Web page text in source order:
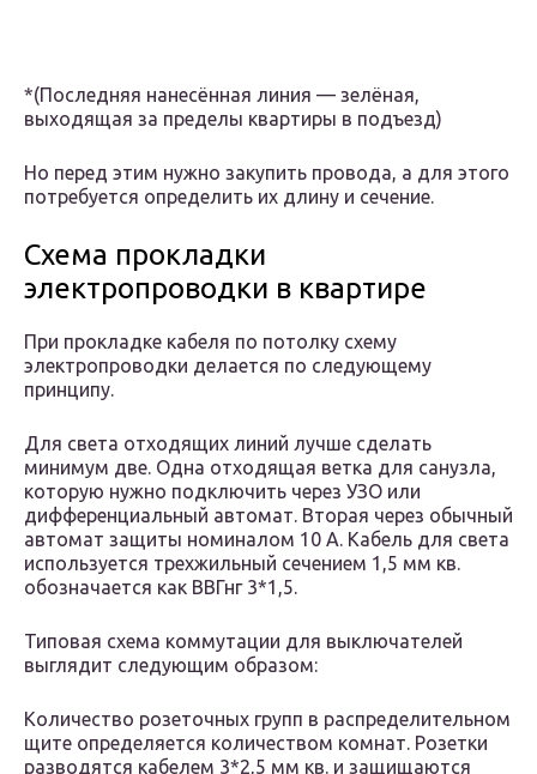
*(Последняя нанесённая линия — зелёная,
выходящая за пределы квартиры в подъезд)
Но перед этим нужно закупить провода, а для этого
потребуется определить их длину и сечение.
Схема прокладки
электропроводки в квартире
При прокладке кабеля по потолку схему
электропроводки делается по следующему
принципу.
Для света отходящих линий лучше сделать
минимум две. Одна отходящая ветка для санузла,
которую нужно подключить через УЗО или
дифференциальный автомат. Вторая через обычный
автомат защиты номиналом 10 А. Кабель для света
используется трехжильный сечением 1,5 мм кв.
обозначается как ВВГнг 3*1,5.
Типовая схема коммутации для выключателей
выглядит следующим образом:
Количество розеточных групп в распределительном
щите определяется количеством комнат. Розетки
разводятся кабелем 3*2,5 мм кв. и защищаются